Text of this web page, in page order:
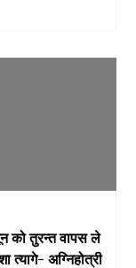
को तुरन्त वापस ले
अग्निहोत्री